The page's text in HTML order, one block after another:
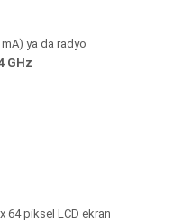
ya da radyo
GHz
64 piksel LCD ekran